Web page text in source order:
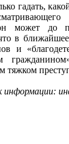
гадать,
может до
в
и
тяжком
информации: